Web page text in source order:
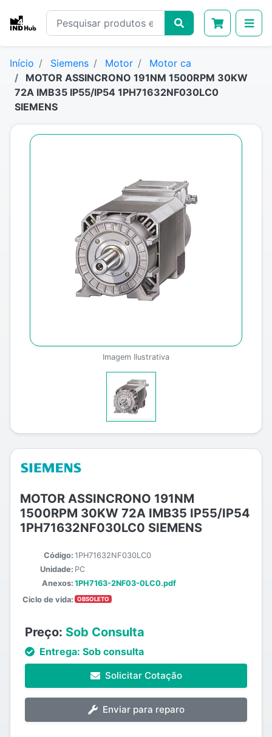
Início Siemens Motor
Motor ca
MOTOR ASSINCRONO 191NM 1500RPM 30KW
72A IMB35 IP55/IP54 1PH71632NF030LC0
SIEMENS
Imagem Ilustrativa
MOTOR ASSINCRONO 191NM
1500RPM 30KW 72A IMB35 IP55/IP54
1PH71632NF030LC0 SIEMENS
Código: 1PH71632NF030LC0
Unidade: PC
Anexos: 1PH7163-2NF03-0LC0.pdf
Ciclo de vida:
OBSOLETO
Preço: Sob Consulta
Entrega: Sob consulta
Solicitar Cotação
Enviar para reparo